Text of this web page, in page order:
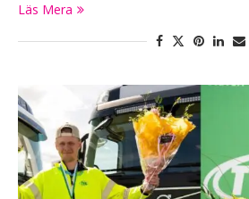
Läs Mera